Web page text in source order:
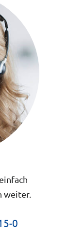
weiter.
0